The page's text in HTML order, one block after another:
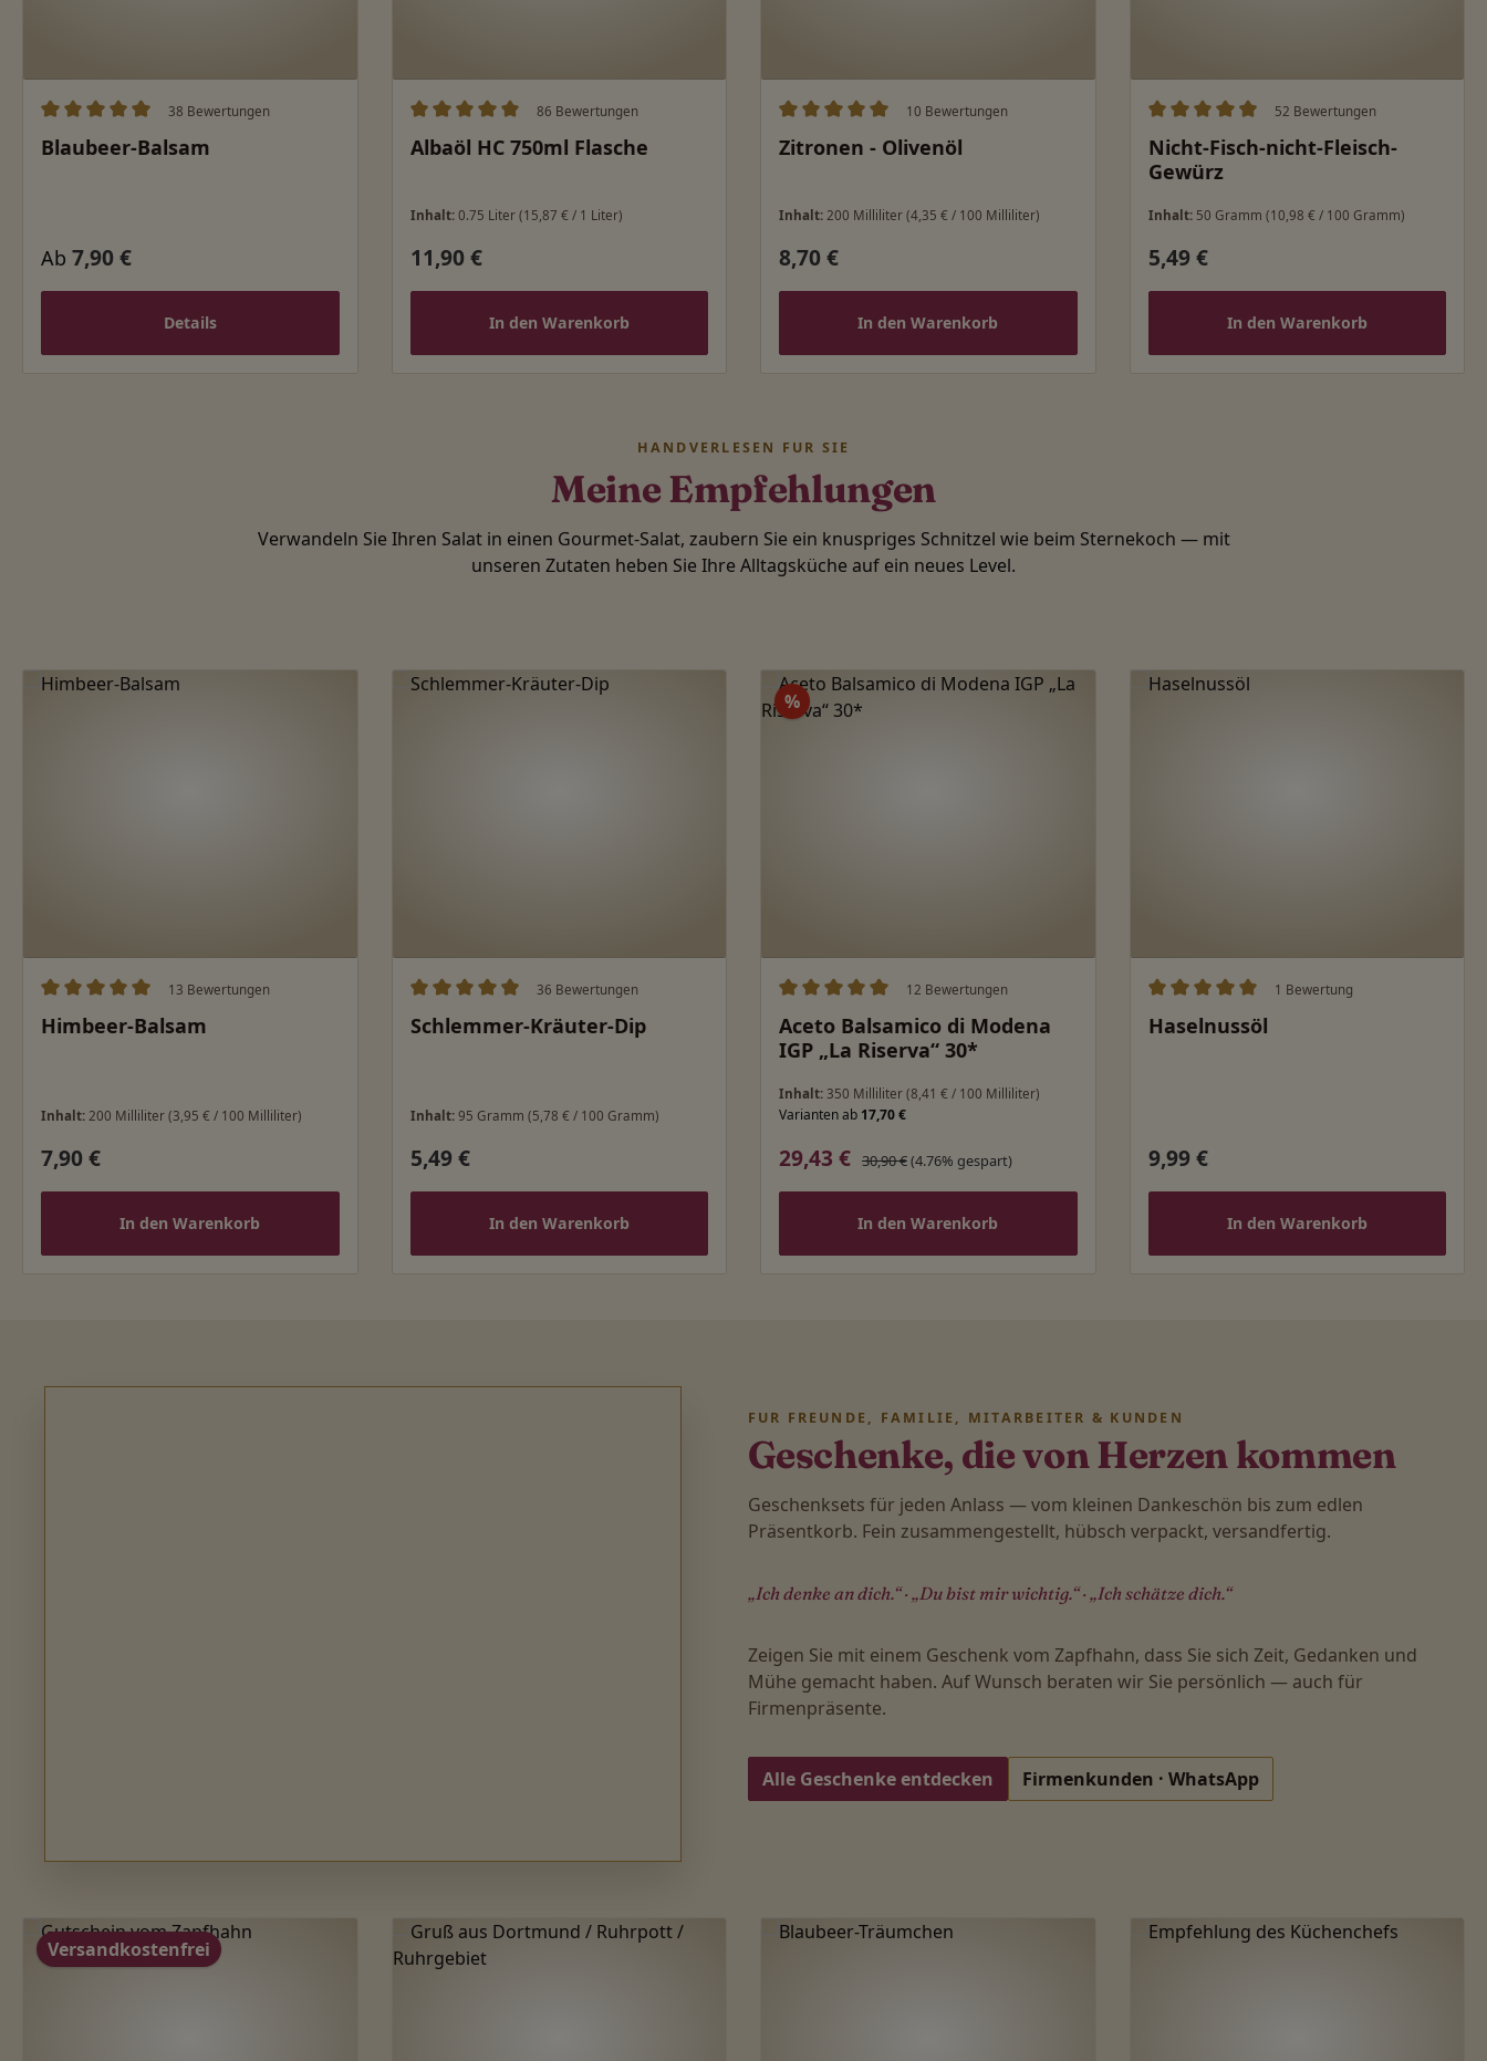
Durchschnittliche Bewertung von 5 von 5 Sternen
38 Bewertungen
Blaubeer-Balsam
Regulärer Preis:
Ab 7,90 €
Details
Durchschnittliche Bewertung von 5 von 5 Sternen
86 Bewertungen
Albaöl HC 750ml Flasche
Inhalt: 0.75 Liter (15,87 € / 1 Liter)
Regulärer Preis:
11,90 €
In den Warenkorb
Durchschnittliche Bewertung von 5 von 5 Sternen
10 Bewertungen
Zitronen - Olivenöl
Inhalt: 200 Milliliter (4,35 € / 100 Milliliter)
Regulärer Preis:
8,70 €
In den Warenkorb
Durchschnittliche Bewertung von 4.98
52 Bewertungen
Nicht-Fisch-nicht-Fleisch-
Gewürz
Inhalt: 50 Gramm (10,98 € / 100 Gramm)
Regulärer Preis:
5,49 €
In den Warenkorb
Meine Empfehlungen
HANDVERLESEN FÜR SIE
Verwandeln Sie Ihren Salat in einen Gourmet-Salat, zaubern Sie ein knuspriges Schnitzel wie beim Sternekoch — mit
unseren Zutaten heben Sie Ihre Alltagsküche auf ein neues Level.
Produktgalerie überspringen
Durchschnittliche Bewertung von 5 von 5 Sternen
13 Bewertungen
Himbeer-Balsam
Inhalt: 200 Milliliter (3,95 € / 100 Milliliter)
Regulärer Preis:
7,90 €
In den Warenkorb
Durchschnittliche Bewertung von 4.96 von 5 Sternen
36 Bewertungen
Schlemmer-Kräuter-Dip
Inhalt: 95 Gramm (5,78 € / 100 Gramm)
Regulärer Preis:
5,49 €
In den Warenkorb
%Rabatt
Durchschnittliche Bewertung von 5 von 5 Sternen
12 Bewertungen
Aceto Balsamico di Modena
IGP „La Riserva“ 30*
Inhalt: 350 Milliliter (8,41 € / 100 Milliliter)
Varianten ab 17,70 €
Verkaufspreis:
29,43 € Regulärer Preis:
30,90 €(4.76% gespart)
In den Warenkorb
Durchschnittliche Bewertung von 5 von
1 Bewertung
Haselnussöl
Regulärer Preis:
9,99 €
In den Warenkorb
FÜR FREUNDE, FAMILIE, MITARBEITER & KUNDEN
Geschenke, die von Herzen kommen
Geschenksets für jeden Anlass — vom kleinen Dankeschön bis zum edlen
Präsentkorb. Fein zusammengestellt, hübsch verpackt, versandfertig.
„Ich denke an dich.“ · „Du bist mir wichtig.“ · „Ich schätze dich.“
Zeigen Sie mit einem Geschenk vom Zapfhahn, dass Sie sich Zeit, Gedanken und
Mühe gemacht haben. Auf Wunsch beraten wir Sie persönlich — auch für
Firmenpräsente.
Alle Geschenke entdecken Firmenkunden · WhatsApp
Produktgalerie überspringen
Versandkostenfrei